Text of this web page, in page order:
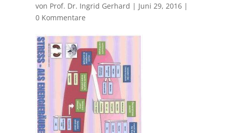
von Prof. Dr. Ingrid Gerhard | Juni 29, 2016|
0 Kommentare